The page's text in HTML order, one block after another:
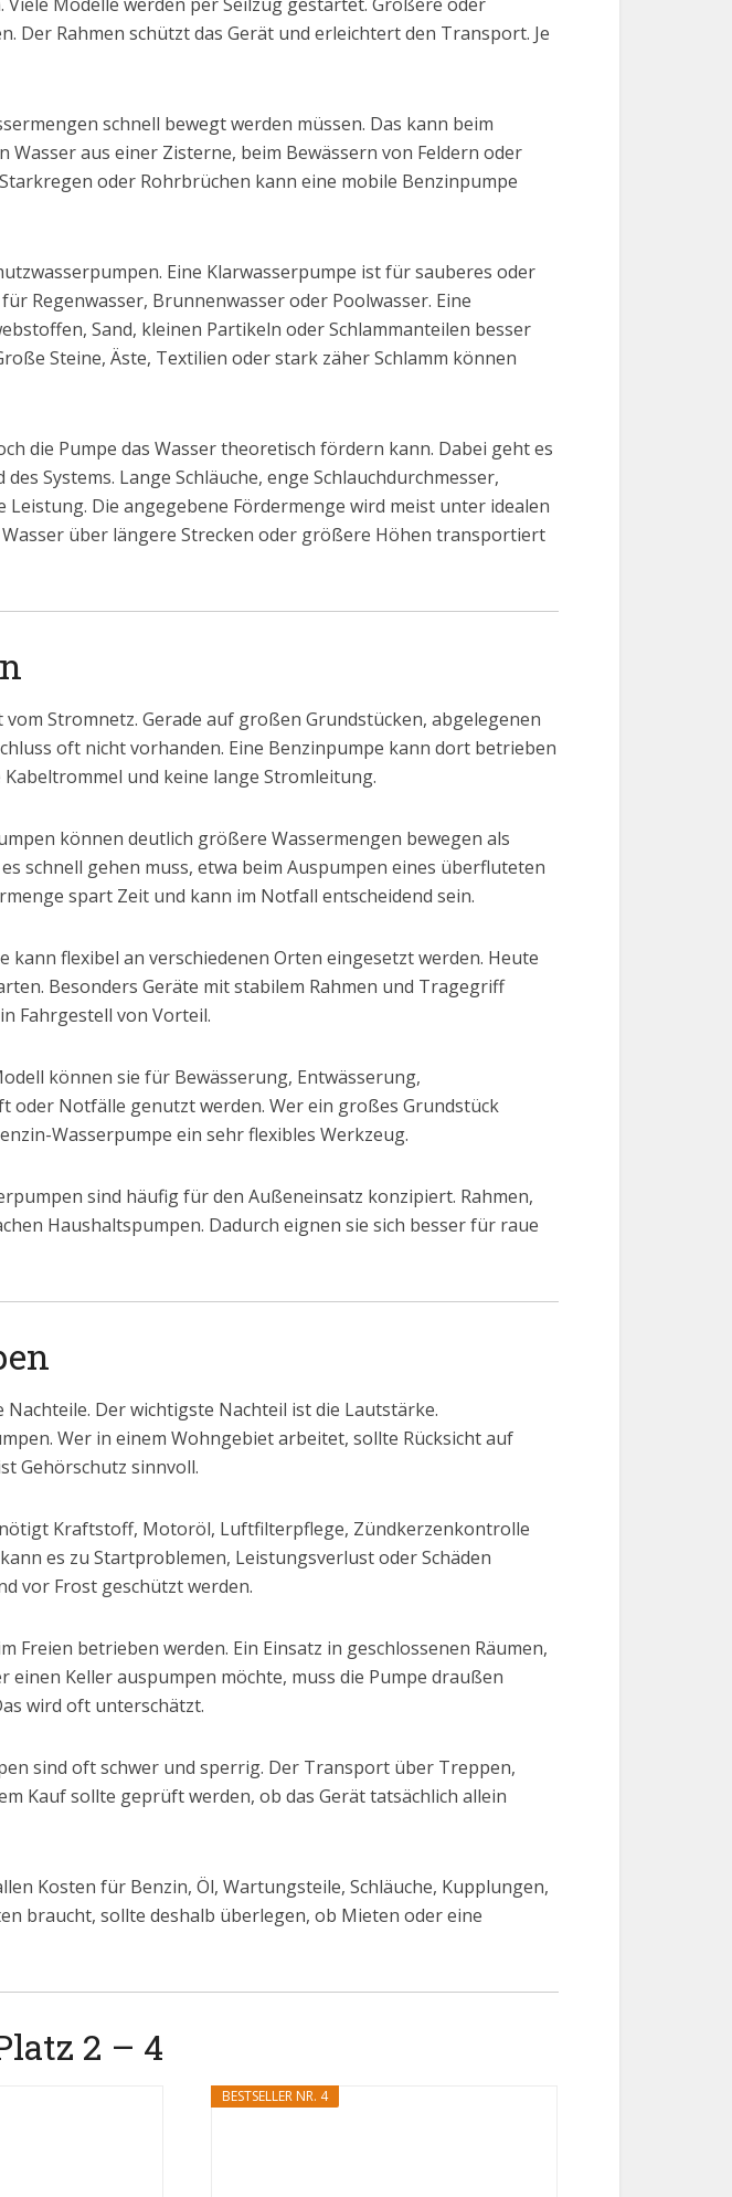
Rahmen schützt das Gerät und erleichtert den Transport. Je
schnell bewegt werden müssen. Das kann beim
aus einer Zisterne, beim Bewässern von Feldern oder
oder Rohrbrüchen kann eine mobile Benzinpumpe
Eine Klarwasserpumpe ist für sauberes oder
Regenwasser, Brunnenwasser oder Poolwasser. Eine
Sand, kleinen Partikeln oder Schlammanteilen besser
Steine, Äste, Textilien oder stark zäher Schlamm können
die Pumpe das Wasser theoretisch fördern kann. Dabei geht es
Systems. Lange Schläuche, enge Schlauchdurchmesser,
Die angegebene Fördermenge wird meist unter idealen
über längere Strecken oder größere Höhen transportiert
Stromnetz. Gerade auf großen Grundstücken, abgelegenen
oft nicht vorhanden. Eine Benzinpumpe kann dort betrieben
und keine lange Stromleitung.
können deutlich größere Wassermengen bewegen als
schnell gehen muss, etwa beim Auspumpen eines überfluteten
spart Zeit und kann im Notfall entscheidend sein.
flexibel an verschiedenen Orten eingesetzt werden. Heute
Besonders Geräte mit stabilem Rahmen und Tragegriff
Fahrgestell von Vorteil.
können sie für Bewässerung, Entwässerung,
Notfälle genutzt werden. Wer ein großes Grundstück
Wasserpumpe ein sehr flexibles Werkzeug.
sind häufig für den Außeneinsatz konzipiert. Rahmen,
Haushaltspumpen. Dadurch eignen sie sich besser für raue
Der wichtigste Nachteil ist die Lautstärke.
Wer in einem Wohngebiet arbeitet, sollte Rücksicht auf
Gehörschutz sinnvoll.
Kraftstoff, Motoröl, Luftfilterpflege, Zündkerzenkontrolle
es zu Startproblemen, Leistungsverlust oder Schäden
vor Frost geschützt werden.
betrieben werden. Ein Einsatz in geschlossenen Räumen,
Keller auspumpen möchte, muss die Pumpe draußen
wird oft unterschätzt.
sind oft schwer und sperrig. Der Transport über Treppen,
Kauf sollte geprüft werden, ob das Gerät tatsächlich allein
Kosten für Benzin, Öl, Wartungsteile, Schläuche, Kupplungen,
braucht, sollte deshalb überlegen, ob Mieten oder eine
2 – 4
BESTSELLER NR. 4